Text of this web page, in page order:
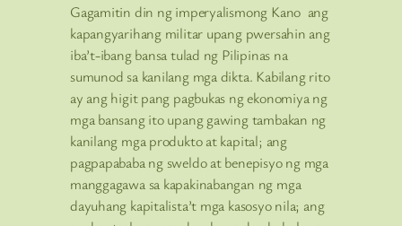
Gagamitin din ng imperyalismong Kano ang
kapangyarihang militar upang pwersahin ang
iba’t-ibang bansa tulad ng Pilipinas na
sumunod sa kanilang mga dikta. Kabilang rito
ay ang higit pang pagbukas ng ekonomiya ng
mga bansang ito upang gawing tambakan ng
kanilang mga produkto at kapital; ang
pagpapababa ng sweldo at benepisyo ng mga
manggagawa sa kapakinabangan ng mga
dayuhang kapitalista’t mga kasosyo nila; ang